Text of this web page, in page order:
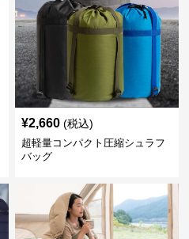
¥2,660 (税込)
超軽量コンパクト圧縮シュラフ
バッグ